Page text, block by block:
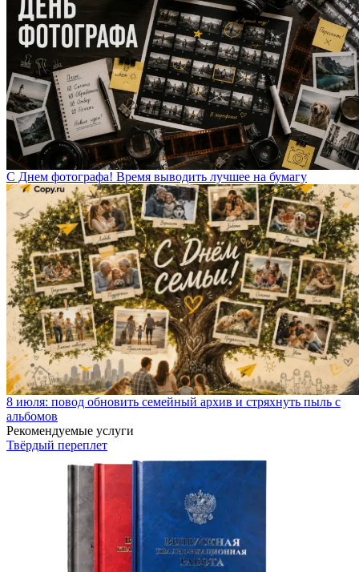
С Днем фотографа! Время выводить лучшее на бумагу
8 июля: повод обновить семейный архив и стряхнуть пыль с
альбомов
Рекомендуемые услуги
Твёрдый переплет